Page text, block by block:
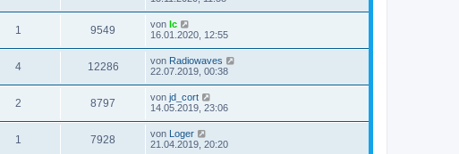
1 9549 von lc
16.01.2020, 12:55
4 12286 von Radiowaves
22.07.2019, 00:38
2 8797 von jd_cort
14.05.2019, 23:06
1 7928 von
Loger
21.04.2019, 20:20